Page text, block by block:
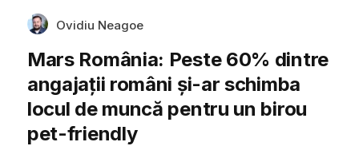
Ovidiu Neagoe
Mars România: Peste 60% dintre
angajații români și-ar schimba
locul de muncă pentru un birou
pet-friendly